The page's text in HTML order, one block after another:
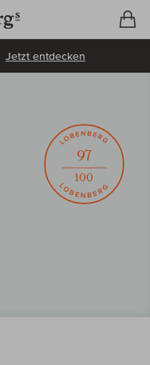
Jetzt entdecken
97
100